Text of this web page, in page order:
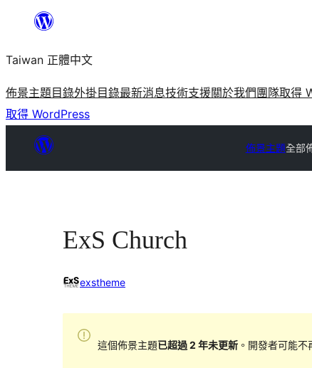
主
要
內
容
Taiwan 正體中文
佈景主題目錄外掛目錄最新消息技術支援關於我們 團隊取得
取得 WordPress
佈景主題全部
ExS Church
exstheme
這個佈景主題已超過 2 年未更新。開發者可能不